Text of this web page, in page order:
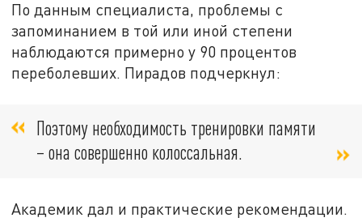
По данным специалиста, проблемы с
запоминанием в той или иной степени
наблюдаются примерно у 90 процентов
переболевших. Пирадов подчеркнул:
Поэтому необходимость тренировки памяти
– она совершенно колоссальная.
Академик дал и практические рекомендации.